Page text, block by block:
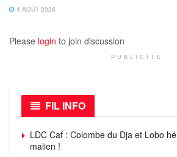
4 AOÛT 2026
Please login to join discussion
PUBLICITÉ
FIL INFO
LDC Caf : Colombe du Dja et Lobo
malien !